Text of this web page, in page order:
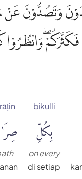
وَتَصُدُّوْنَ عَنْ
فَكَثَّرَكُمْۖ
bikulli
بِكُلِّ
on every
di setiap